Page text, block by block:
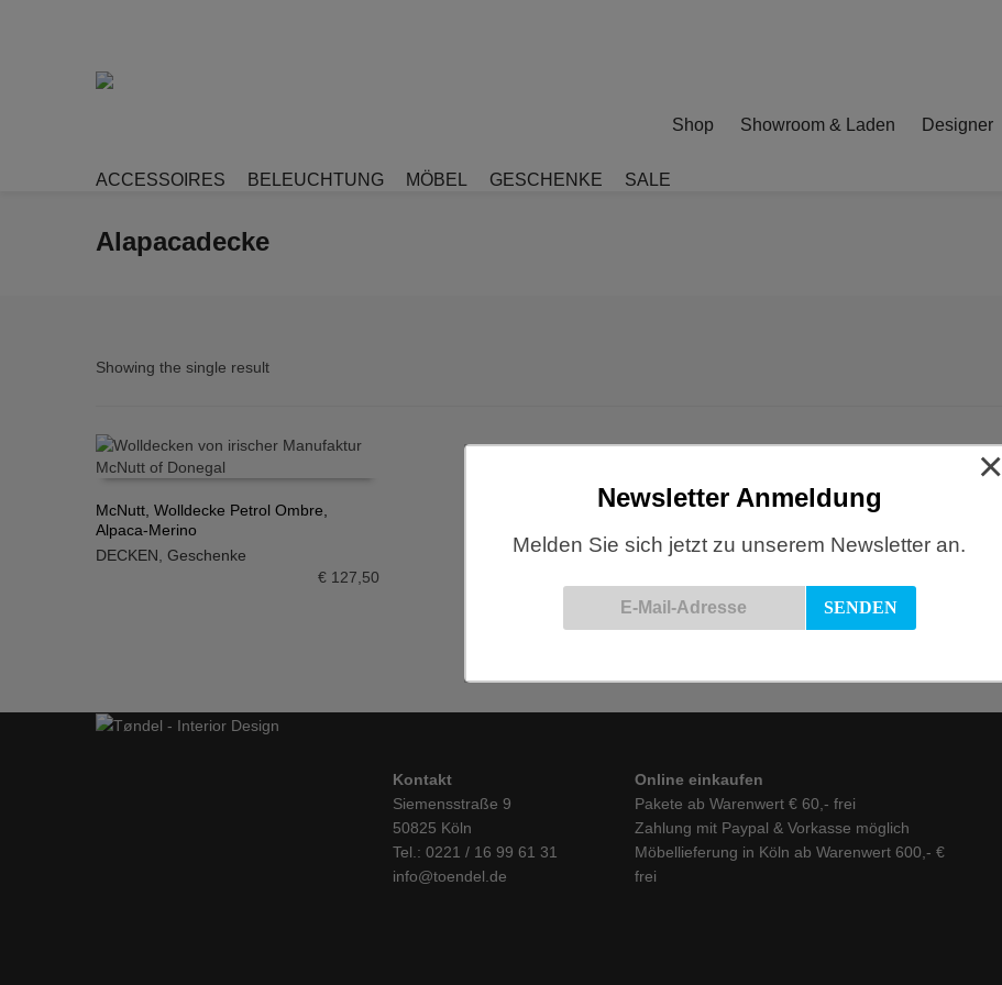
Shop Showroom & Laden Designer
ACCESSOIRES BELEUCHTUNG MÖBEL GESCHENKE SALE
Alapacadecke
Showing the single result
McNutt, Wolldecke Petrol Ombre,
Alpaca-Merino
DECKEN Geschenke
€127,50
Kontakt
Siemensstraße 9
50825 Köln
Tel.: 0221 / 16 99 61 31
info@toendel.de
Online einkaufen
Pakete ab Warenwert € 60,- frei
Zahlung mit Paypal & Vorkasse möglich
Möbellieferung in Köln ab Warenwert 600,- €
frei
Newsletter Anmeldung
Melden Sie sich jetzt zu unserem Newsletter an.
×